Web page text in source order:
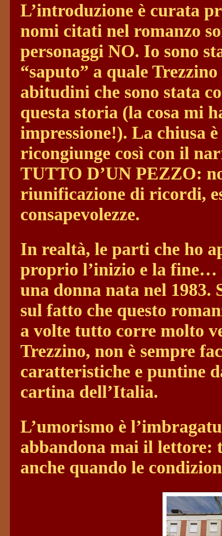
L’introduzione è curata
nomi citati nel romanzo
personaggi NO. Io sono
“saputo” a quale
abitudini che sono stata
questa storia (la cosa mi
impressione!). La chiusa
ricongiunge così con il
TUTTO D’UN PEZZO:
riunificazione di ricordi,
consapevolezze.
In realtà, le parti che ho
proprio l’inizio e la fine…
una donna nata nel 1983.
sul fatto che questo
a volte tutto corre molto
Trezzino, non è sempre
caratteristiche e puntine
cartina dell’Italia.
L’umorismo è
abbandona mai il lettore:
anche quando le